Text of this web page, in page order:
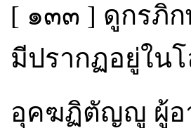
[ ๑๓๓ ] ดูกรภิ
มีปรากฏอยู่ใน
อุคฆฏิตัญญู ผู้อ